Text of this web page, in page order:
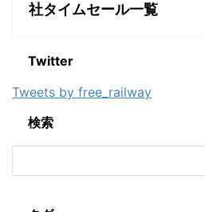
社タイムセール一覧
Twitter
Tweets by free_railway
検索